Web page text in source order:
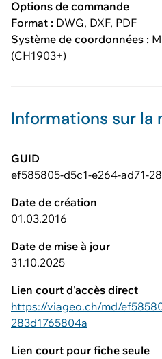
Options de commande
Format : DWG, DXF, PDF
Système de coordonnées :
(CH1903+)
Informations sur la
GUID
ef585805-d5c1-e264-ad71-
Date de création
01.03.2016
Date de mise à jour
31.10.2025
Lien court d'accès direct
https://viageo.ch/md/
283d1765804a
Lien court pour fiche seule